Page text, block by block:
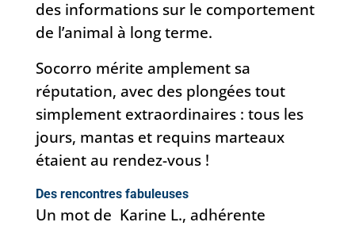
des informations sur le comportement
de l’animal à long terme.
Socorro mérite amplement sa
réputation, avec des plongées tout
simplement extraordinaires : tous les
jours, mantas et requins marteaux
étaient au rendez-vous !
Des rencontres fabuleuses
Un mot de Karine L., adhérente